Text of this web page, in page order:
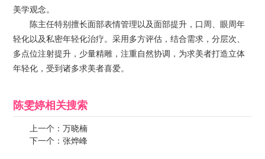
美学观念。
陈主任特别擅长面部表情管理以及面部提升，口周、眼周年
轻化以及私密年轻化治疗。采用多方评估，结合需求，分层次、
多点位注射提升，少量精雕，注重自然协调，为求美者打造立体
年轻化，受到诸多求美者喜爱。
陈雯婷相关搜索
上一个：万晓楠
下一个：张烨峰